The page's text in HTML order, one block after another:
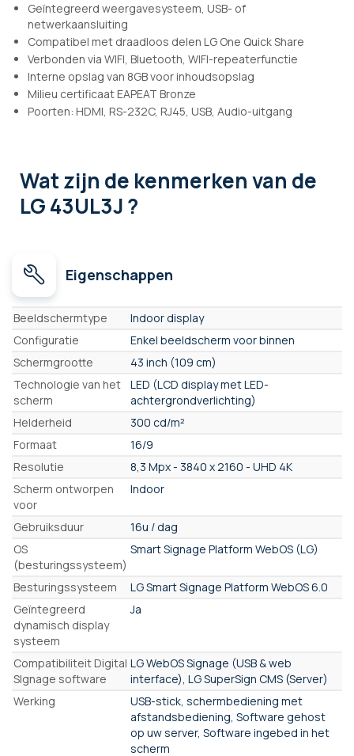
Geïntegreerd weergavesysteem, USB- of
netwerkaansluiting
Compatibel met draadloos delen LG One Quick Share
Verbonden via WIFI, Bluetooth, WIFI-repeaterfunctie
Interne opslag van 8GB voor inhoudsopslag
Milieu certificaat EAPEAT Bronze
Poorten: HDMI, RS-232C, RJ45, USB, Audio-uitgang
Wat zijn de kenmerkenvan de
LG 43UL3J ?
Eigenschappen
Eigenschappen
Beeldschermtype
Indoor display
Configuratie
Enkel beeldscherm voor binnen
Schermgrootte
43 inch (109 cm)
Technologie van het
scherm
LED (LCD display met LED-
achtergrondverlichting)
Helderheid
300 cd/m²
Formaat
16/9
Resolutie
8,3 Mpx - 3840 x 2160 - UHD 4K
Scherm ontworpen
voor
Indoor
Gebruiksduur
16u / dag
OS
(besturingssysteem)
Smart Signage Platform WebOS (LG)
Besturingssysteem
LG Smart Signage Platform WebOS 6.0
Geïntegreerd
dynamisch display
systeem
Ja
Compatibiliteit Digital
SIgnage software
LG WebOS Signage (USB & web
interface), LG SuperSign CMS (Server)
Werking
USB-stick, schermbediening met
afstandsbediening, Software gehost
op uw server, Software ingebed in het
scherm